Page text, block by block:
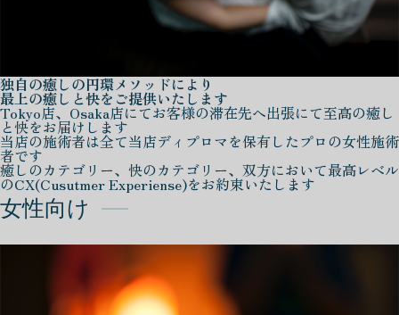
独自の癒しの円環メソッドにより
最上の癒しと快をご提供いたします
Tokyo店、Osaka店にてお客様の滞在先へ出張にて至高の癒し
と快をお届けします
当店の施術者は全て当店ディプロマを保有したプロの女性施術
者です
癒しのカテゴリー、快のカテゴリー、双方において最高レベル
のCX(Cusutmer Experiense)をお約束いたします
女性向け